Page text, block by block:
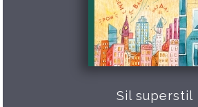
Sil superstil